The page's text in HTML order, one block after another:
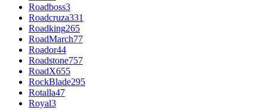
Roadboss3
Roadcruza331
Roadking265
RoadMarch77
Roador44
Roadstone757
RoadX655
RockBlade295
Rotalla47
Royal3